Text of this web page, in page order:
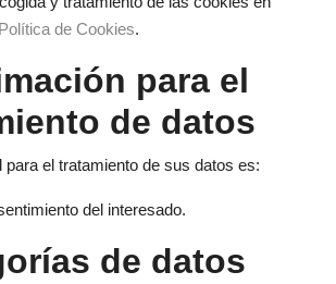
Política de Cookies.
para el
de datos
para el tratamiento de sus datos es:
del interesado.
de datos